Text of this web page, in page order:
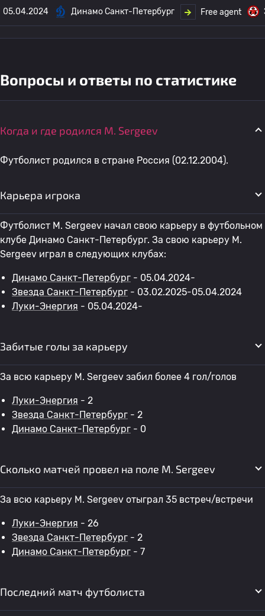
05.04.2024 Динамо Санкт-Петербург Free agent
Вопросы и ответы по статистике
Когда и где родился M. Sergeev
Футболист родился в стране Россия (02.12.2004).
Карьера игрока
Футболист M. Sergeev начал свою карьеру в футбольном
клубе Динамо Санкт-Петербург. За свою карьеру M.
Sergeev играл в следующих клубах:
Динамо Санкт-Петербург - 05.04.2024-
Звезда Санкт-Петербург - 03.02.2025-05.04.2024
Луки-Энергия - 05.04.2024-
Забитые голы за карьеру
За всю карьеру M. Sergeev забил более 4 гол/голов
Луки-Энергия - 2
Звезда Санкт-Петербург - 2
Динамо Санкт-Петербург - 0
Сколько матчей провел на поле M. Sergeev
За всю карьеру M. Sergeev отыграл 35 встреч/встречи
Луки-Энергия - 26
Звезда Санкт-Петербург - 2
Динамо Санкт-Петербург - 7
Последний матч футболиста